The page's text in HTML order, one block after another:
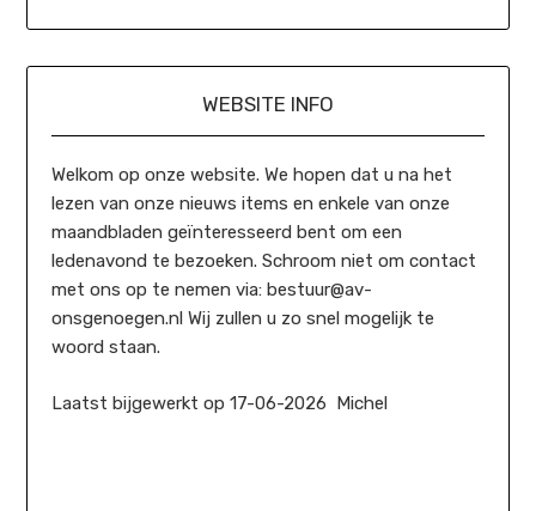
WEBSITE INFO
Welkom op onze website. We hopen dat u na het
lezen van onze nieuws items en enkele van onze
maandbladen geïnteresseerd bent om een
ledenavond te bezoeken. Schroom niet om contact
met ons op te nemen via: bestuur@av-
onsgenoegen.nl Wij zullen u zo snel mogelijk te
woord staan.
Laatst bijgewerkt op 17-06-2026 Michel